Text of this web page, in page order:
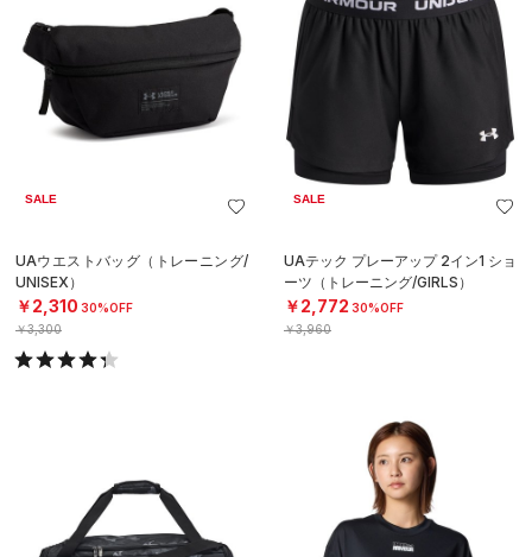
SALE
UAウエストバッグ（トレーニング/
UNISEX）
￥2,310 30%OFF
￥3,300
SALE
UAテック プレーアップ 2イン1 ショ
ーツ（トレーニング/GIRLS）
￥2,772 30%OFF
￥3,960